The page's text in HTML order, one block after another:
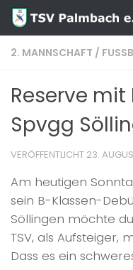
Zum Inhalt
2. MANNSCHAFT /
Reserve
Spvgg
VERÖFFENTLICHT 23.
Am heutigen
sein B-Klassen-
Söllingen möchte
TSV, als Aufsteiger,
Dass es ein